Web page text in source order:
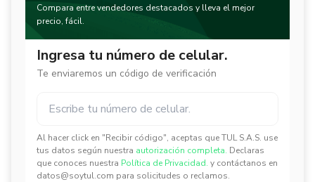
Compara entre vendedores destacados y lleva el mejor
precio, fácil.
Ingresa tu número de celular.
Te enviaremos un código de verificación
Al hacer click en "Recibir código", aceptas que TUL S.A.S. use
tus datos según nuestra autorización completa. Declaras
que conoces nuestra Política de Privacidad. y contáctanos en
datos@soytul.com para solicitudes o reclamos.
✕
✕